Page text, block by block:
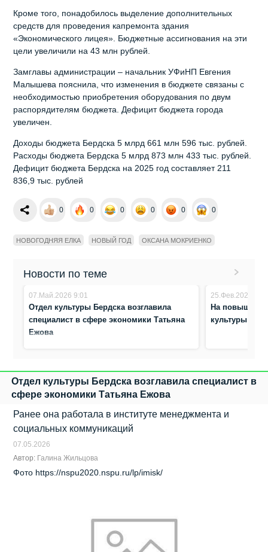
Кроме того, понадобилось выделение дополнительных
средств для проведения капремонта здания
«Экономического лицея». Бюджетные ассигнования на эти
цели увеличили на 43 млн рублей.
Замглавы администрации – начальник УФиНП Евгения
Малышева пояснила, что изменения в бюджете связаны с
необходимостью приобретения оборудования по двум
распорядителям бюджета. Дефицит бюджета города
увеличен.
Доходы бюджета Бердска 5 млрд 661 млн 596 тыс. рублей.
Расходы бюджета Бердска 5 млрд 873 млн 433 тыс. рублей.
Дефицит бюджета Бердска на 2025 год составляет 211
836,9 тыс. рублей
0 0 0 0 0 0
НОВОГОДНЯЯ ЕЛКА НОВЫЙ ГОД ОКСАНА МОКРИЕНКО
Новости по теме
07.Май.2026 9:01
Отдел культуры Бердска возглавила
специалист в сфере экономики Татьяна
Ежова
25.Фев.2026
На повышение
культуры
Отдел культуры Бердска возглавила специалист в
сфере экономики Татьяна Ежова
Ранее она работала в институте менеджмента и
социальных коммуникаций
07.05.2026
Автор: Галина Жильцова
Фото https://nspu2020.nspu.ru/lp/imisk/